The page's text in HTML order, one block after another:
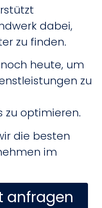
dabei,
zu finden.
heute, um
zu
zu optimieren.
die besten
im
anfragen